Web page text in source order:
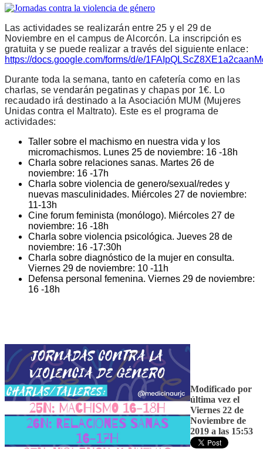
Las actividades se realizarán entre 25 y el 29 de
Noviembre en el campus de Alcorcón. La inscripción es
https://docs.google.com/forms/d/e/
Durante toda la semana, tanto en cafetería como en las
charlas, se vendarán pegatinas y chapas por 1€. Lo
recaudado irá destinado a la Asociación MUM (Mujeres
Unidas contra el Maltrato). Este es el programa de
actividades:
Taller sobre el machismo en nuestra vida y los
micromachismos. Lunes 25 de noviembre: 16 -18h
Charla sobre relaciones sanas. Martes 26 de
noviembre: 16 -17h
Charla sobre violencia de genero/sexual/redes y
nuevas masculinidades. Miércoles 27 de noviembre:
11-13h
Cine forum feminista (monólogo). Miércoles 27 de
noviembre: 16 -18h
Charla sobre violencia psicológica. Jueves 28 de
noviembre: 16 -17:30h
Charla sobre diagnóstico de la mujer en consulta.
Viernes 29 de noviembre: 10 -11h
Defensa personal femenina. Viernes 29 de noviembre:
16 -18h
Modificado por
última vez el
Viernes 22 de
Noviembre de
2019 a las 15:53